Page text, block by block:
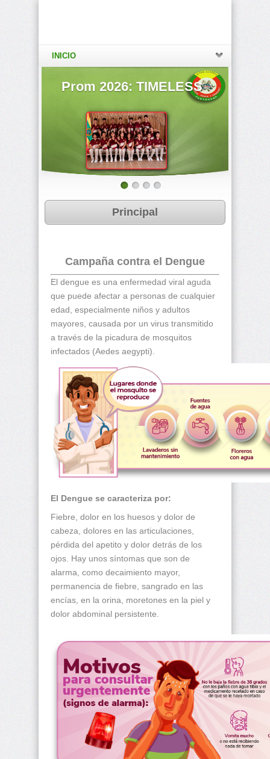
INICIO
Prom 2026: TIMELESS
Principal
Campaña contra el Dengue
El dengue es una enfermedad viral aguda
que puede afectar a personas de cualquier
edad, especialmente niños y adultos
mayores, causada por un virus transmitido
a través de la picadura de mosquitos
infectados (Aedes aegypti).
El Dengue se caracteriza por:
Fiebre, dolor en los huesos y dolor de
cabeza, dolores en las articulaciones,
pérdida del apetito y dolor detrás de los
ojos. Hay unos síntomas que son de
alarma, como decaimiento mayor,
permanencia de fiebre, sangrado en las
encías, en la orina, moretones en la piel y
dolor abdominal persistente.